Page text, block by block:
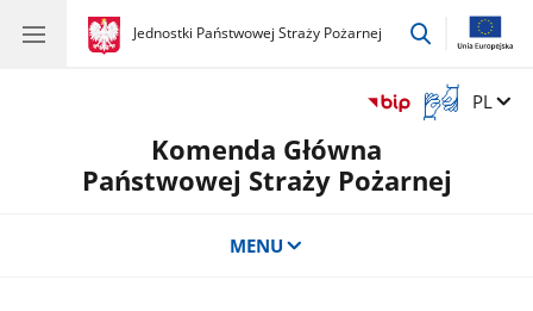
gov.pl
Jednostki Państwowej Straży Pożarnej
gov.pl
Jednostki
przejdź
Otwórz
okno
tłumaczem
języka
Zmień
PL
Komenda Główna
Państwowej Straży Pożarnej
MENU